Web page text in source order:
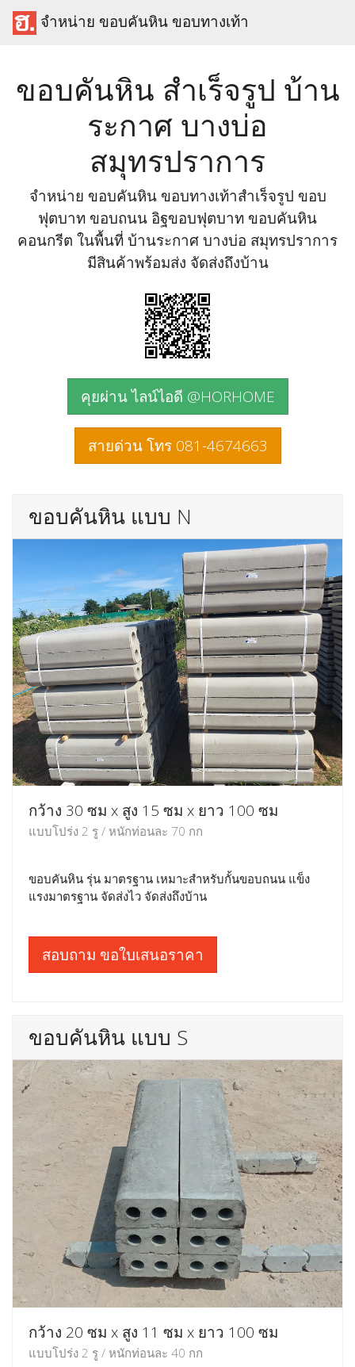
จำหน่าย ขอบคันหิน ขอบทางเท้า
ขอบคันหิน สำเร็จรูป บ้าน
ระกาศ บางบ่อ
สมุทรปราการ
จำหน่าย ขอบคันหิน ขอบทางเท้าสำเร็จรูป ขอบ
ฟุตบาท ขอบถนน อิฐขอบฟุตบาท ขอบคันหิน
คอนกรีต ในพื้นที่ บ้านระกาศ บางบ่อ สมุทรปราการ
มีสินค้าพร้อมส่ง จัดส่งถึงบ้าน
คุยผ่าน ไลน์ไอดี @HORHOME
สายด่วน โทร 081-4674663
ขอบคันหิน แบบ N
กว้าง 30 ซม x สูง 15 ซม x ยาว 100 ซม
แบบโปร่ง 2 รู / หนักท่อนละ 70 กก
ขอบคันหิน รุ่น มาตรฐาน เหมาะสำหรับกั้นขอบถนน แข็ง
แรงมาตรฐาน จัดส่งไว จัดส่งถึงบ้าน
สอบถาม ขอใบเสนอราคา
ขอบคันหิน แบบ S
กว้าง 20 ซม x สูง 11 ซม x ยาว 100 ซม
แบบโปร่ง 2 รู / หนักท่อนละ 40 กก